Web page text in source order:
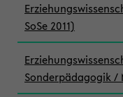
SoSe 2011)
Sonderpädagogik /